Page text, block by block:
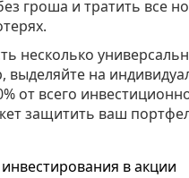
гроша и тратить все
несколько
выделяйте на
от всего
защитить ваш
в акции